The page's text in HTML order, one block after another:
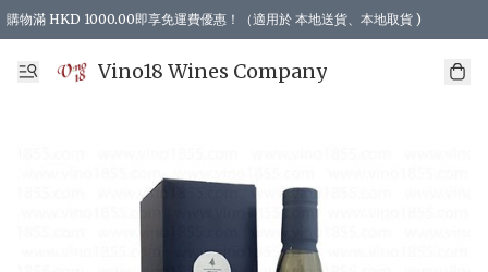
購物滿 HKD 1000.00即享免運費優惠！（適用於 本地送貨、本地取貨 )
Vino18 Wines Company